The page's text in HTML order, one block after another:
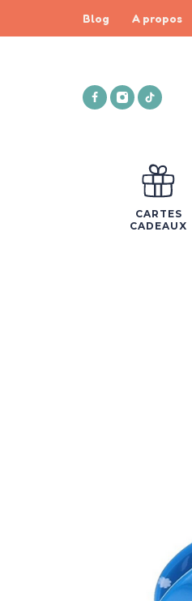
Blog A propos
CARTES
CADEAUX